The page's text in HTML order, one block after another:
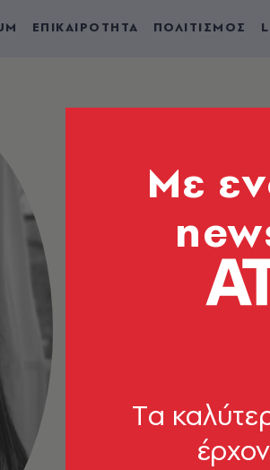
ΕΠΙΚΑΙΡΟΤΗΤΑ ΠΟΛΙΤΙΣΜΟΣ
Mε
Tα